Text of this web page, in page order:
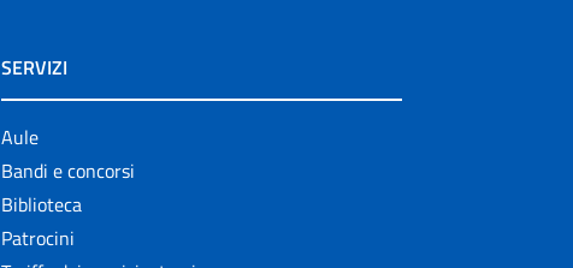
SERVIZI
Aule
Bandi e concorsi
Biblioteca
Patrocini